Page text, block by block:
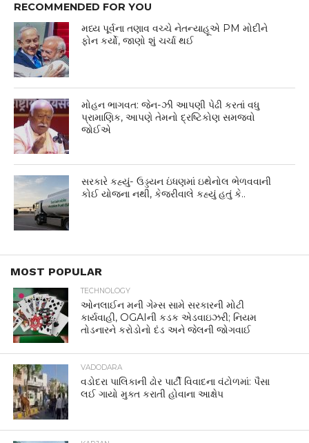
RECOMMENDED FOR YOU
મધ્ય પૂર્વના તણાવ વચ્ચે નેતન્યાહૂએ PM મોદીને
ફોન કર્યો, જાણો શું ચર્ચા થઈ
મોહન ભાગવત: જેન-ઝી આપણી પેઢી કરતાં વધુ
પ્રામાણિક, આપણે તેમનો દ્રષ્ટિકોણ સમજવો
જોઈએ
સરકારે કહ્યું- ઉડ્ડયન ઇંધણમાં ઇથેનોલ ભેળવવાની
કોઈ યોજના નથી, કેજરીવાલે કહ્યું હતું કે..
MOST POPULAR
TECHNOLOGY
ઓનલાઈન મની ગેમ્સ સામે સરકારની મોટી
કાર્યવાહી, OGAIની કડક એડવાઇઝરી; નિયમ
તોડનારને કરોડોનો દંડ અને જેલની જોગવાઈ
VADODARA
વડોદરા પાલિકાની ઢોર પાર્ટી વિવાદના વંટોળમાં: પૈસા
લઈ ગાયો મુક્ત કરાતી હોવાના આક્ષેપ